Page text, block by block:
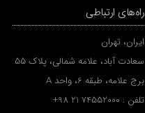
راه‌های ارتباطی
ایران، تهران
سعادت آباد، علامه شمالی، پلاک 55
برج علامه، طبقه 6، واحد A
تلفن : +98 21 74552000